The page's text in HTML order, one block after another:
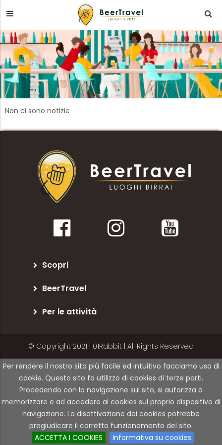
Per rendere il nostro sito più facile ed intuitivo facciamo uso di
cookie. Questo sito fa utilizzo di cookies di terze parti.
Procedendo con la navigazione sul sito, si autorizza a
memorizzare e ad accedere ai cookies sul proprio dispositivo di
navigazione. La disattivazione dei cookies potrebbe
pregiudicare il corretto funzionamento del sito.
ACCETTA I COOKIES
Informativa su cookies
Non ci sono notizie
Scopri
BeerTravel
Per le attività
© Copyright 2021 | 01Rabbit | All Rights Reserved